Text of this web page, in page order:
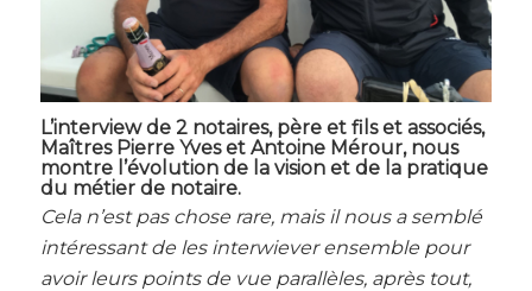
L’interview de 2 notaires, père et fils et associés,
Maîtres Pierre Yves et Antoine Mérour, nous
montre l’évolution de la vision et de la pratique
du métier de notaire.
Cela n’est pas chose rare, mais il nous a semblé
intéressant de les interwiever ensemble pour
avoir leurs points de vue parallèles, après tout,